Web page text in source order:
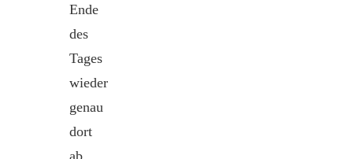
Ende
des
Tages
wieder
genau
dort
ab.